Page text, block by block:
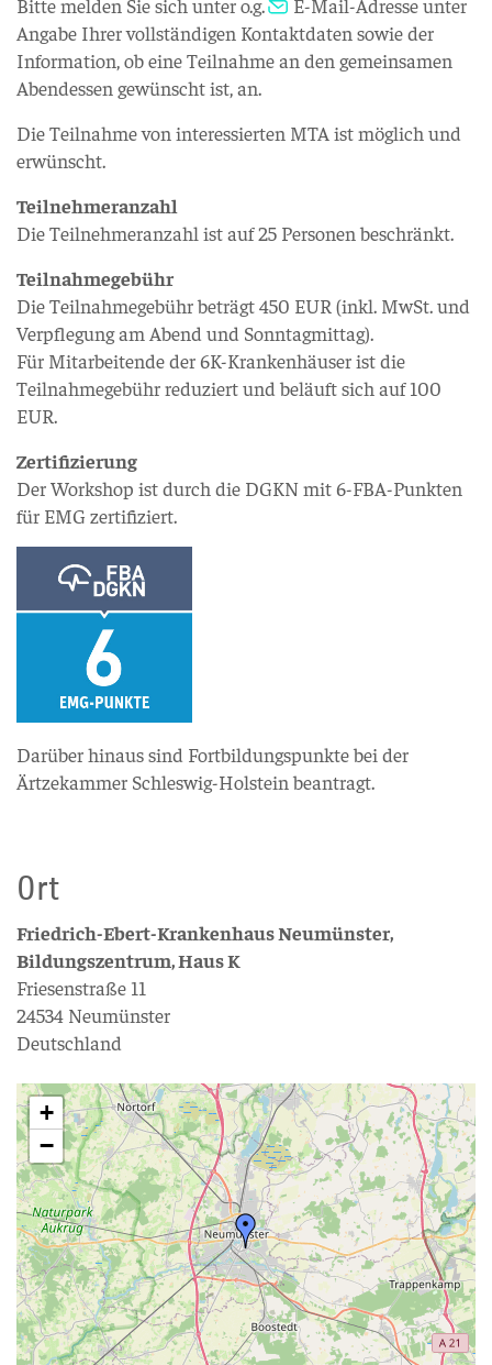
Angabe Ihrer vollständigen Kontaktdaten sowie der
Information, ob eine Teilnahme an den gemeinsamen
Abendessen gewünscht ist, an.
Die Teilnahme von interessierten MTA ist möglich und
erwünscht.
Teilnehmeranzahl
Die Teilnehmeranzahl ist auf 25 Personen beschränkt.
Teilnahmegebühr
Die Teilnahmegebühr beträgt 450 EUR (inkl. MwSt. und
Verpflegung am Abend und Sonntagmittag).
Für Mitarbeitende der 6K-Krankenhäuser ist die
Teilnahmegebühr reduziert und beläuft sich auf 100
EUR.
Zertifizierung
Der Workshop ist durch die DGKN mit 6-FBA-Punkten
für EMG zertifiziert.
Darüber hinaus sind Fortbildungspunkte bei der
Ärtzekammer Schleswig-Holstein beantragt.
Ort
Friedrich-Ebert-Krankenhaus Neumünster,
Bildungszentrum, Haus K
Friesenstraße 11
24534 Neumünster
Deutschland
+
−